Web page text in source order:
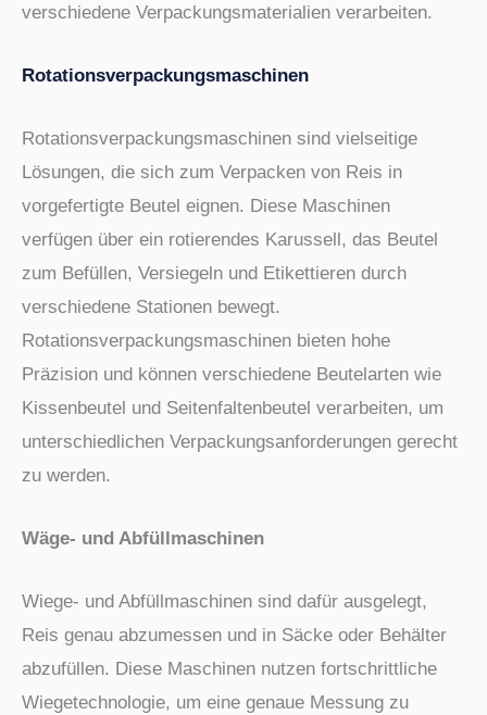
verschiedene Verpackungsmaterialien verarbeiten.
Rotationsverpackungsmaschinen
Rotationsverpackungsmaschinen sind vielseitige
Lösungen, die sich zum Verpacken von Reis in
vorgefertigte Beutel eignen. Diese Maschinen
verfügen über ein rotierendes Karussell, das Beutel
zum Befüllen, Versiegeln und Etikettieren durch
verschiedene Stationen bewegt.
Rotationsverpackungsmaschinen bieten hohe
Präzision und können verschiedene Beutelarten wie
Kissenbeutel und Seitenfaltenbeutel verarbeiten, um
unterschiedlichen Verpackungsanforderungen gerecht
zu werden.
Wäge- und Abfüllmaschinen
Wiege- und Abfüllmaschinen sind dafür ausgelegt,
Reis genau abzumessen und in Säcke oder Behälter
abzufüllen. Diese Maschinen nutzen fortschrittliche
Wiegetechnologie, um eine genaue Messung zu